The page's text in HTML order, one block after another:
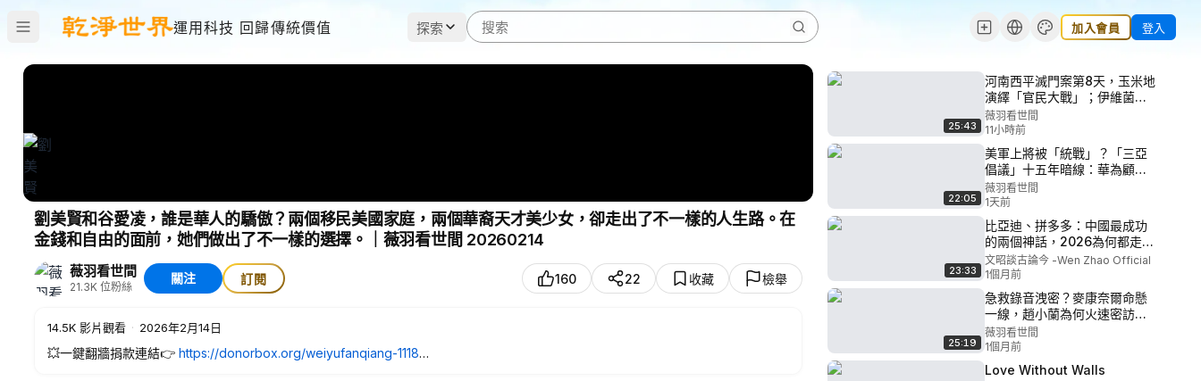
運用科技 回歸傳統價值 探索 加入會員 登入
劉美賢和谷愛凌，誰是華人的驕傲？兩個移民美國家庭，兩個華裔天才美少女，卻走出了不一樣的人生路。在
金錢和自由的面前，她們做出了不一樣的選擇。｜薇羽看世間 20260214
薇羽看世間
21.3K 位粉絲
關注 訂閱 160 22 收藏 檢舉
14.5K 影片觀看 · 2026年2月14日
💥一鍵翻牆捐款連結👉 https://donorbox.org/weiyufanqiang-1118
25:43
河南西平滅門案第8天，玉米地
演繹「官民大戰」；伊維菌素
大平反！福奇遭國會與地方追
責，特赦保護傘能管用？｜薇
羽看世間 20260807
薇羽看世間
11小時前
22:05
美軍上將被「統戰」？「三亞
倡議」十五年暗線：華為顧
問、消失的國會報告与Z世代記
者的致命一擊！｜薇羽看世間
20260806
薇羽看世間
1天前
23:33
比亞迪、拼多多：中國最成功
的兩個神話，2026為何都走到
盡頭？（文昭談古論今1720
期）
文昭談古論今 -Wen Zhao Official
1個月前
25:19
急救錄音洩密？麥康奈爾命懸
一線，趙小蘭為何火速密訪北
京？背後的救命交易與美中暗
戰！｜薇羽看世間 20260707
薇羽看世間
1個月前
Love Without Walls